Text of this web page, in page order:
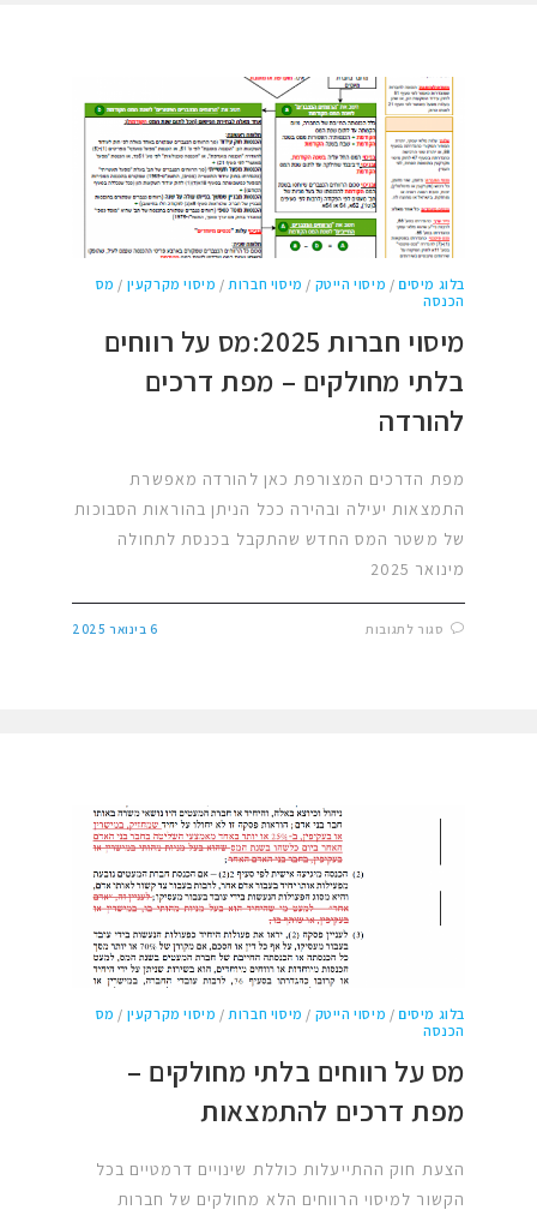
בלוג מיסים / מיסוי הייטק / מיסוי חברות/ מיסוי מקרקעין / מס
הכנסה
מיסוי חברות 2025:מס על רווחים
בלתי מחולקים – מפת דרכים
להורדה
מפת הדרכים המצורפת כאן להורדה מאפשרת
התמצאות יעילה ובהירה ככל הניתן בהוראות הסבוכות
של משטר המס החדש שהתקבל בכנסת לתחולה
מינואר 2025
סגור לתגובות 6 בינואר 2025
בלוג מיסים / מיסוי הייטק / מיסוי חברות / מיסוי מקרקעין / מס
הכנסה
מס על רווחים בלתי מחולקים –
מפת דרכים להתמצאות
הצעת חוק ההתייעלות כוללת שינויים דרמטיים בכל
הקשור למיסוי הרווחים הלא מחולקים של חברות